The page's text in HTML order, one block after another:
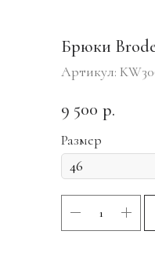
Брюки
Артикул:
9 500 р.
Размер